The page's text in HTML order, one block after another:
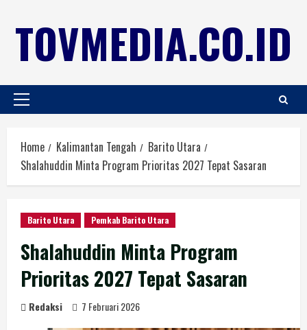
TOVMEDIA.CO.ID
Home Kalimantan Tengah
Barito Utara
Shalahuddin Minta Program Prioritas 2027 Tepat Sasaran
Barito Utara Pemkab Barito Utara
Shalahuddin Minta Program
Prioritas 2027 Tepat Sasaran
Redaksi 7 Februari 2026